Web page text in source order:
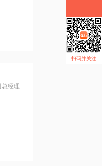
总经理
扫码并关注